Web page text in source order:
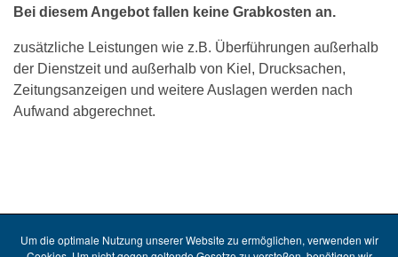
Bei diesem Angebot fallen keine Grabkosten an.
zusätzliche Leistungen wie z.B. Überführungen außerhalb
der Dienstzeit und außerhalb von Kiel, Drucksachen,
Zeitungsanzeigen und weitere Auslagen werden nach
Aufwand abgerechnet.
Um die optimale Nutzung unserer Website zu ermöglichen, verwenden wir